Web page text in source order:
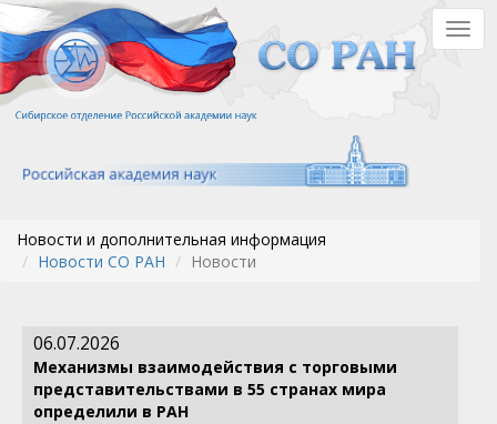
Перейти
к
основному
содержанию
Новости и дополнительная информация
Новости СО РАН
Новости
06.07.2026
Механизмы взаимодействия с торговыми
представительствами в 55 странах мира
определили в РАН